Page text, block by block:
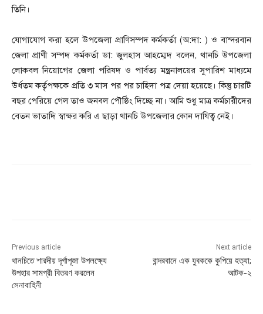
তিনি।
যোগাযোগ করা হলে উপজেলা প্রাণিসম্পদ কর্মকর্তা (অ:দা: ) ও বান্দরবান
জেলা প্রাণী সম্পদ কর্মকর্তা ডা: জুলহাস আহম্মেদ বলেন, থানচি উপজেলা
লোকবল নিয়োগের জেলা পরিষদ ও পার্বত্য মন্ত্রনালয়ের সুপারিশ মাধ্যমে
উর্ধতম কর্তৃপক্ষকে প্রতি ৩ মাস পর পর চাহিদা পত্র দেয়া হয়েছে। কিন্তু চারটি
বছর পেরিয়ে গেল তাও জনবল পৌষ্ঠিং দিচ্ছে না। আমি শুধু মাত্র কর্মচারীদের
বেতন ভাতাদি স্বাক্ষর করি এ ছাড়া থানচি উপজেলার কোন দাযিত্ব নেই।
Previous article
থানচিতে শারদীয় দূর্গাপূজা উপলক্ষ্যে
উপহার সামগ্রী বিতরণ করলেন
সেনাবাহিনী
Next article
বান্দরবানে এক যুবককে কুপিয়ে হত্যা;
আটক-২